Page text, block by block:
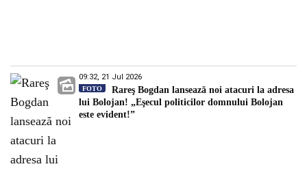
09:32, 21 Jul 2026
FOTO
Rareş Bogdan lansează noi atacuri la adresa
lui Bolojan! „Eşecul politicilor domnului Bolojan
este evident!”